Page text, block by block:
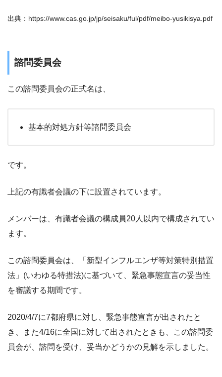
出典：https://www.cas.go.jp/jp/seisaku/ful/pdf/meibo-yusikisya.pdf
諮問委員会
この諮問委員会の正式名は、
基本的対処方針等諮問委員会
です。
上記の有識者会議の下に設置されています。
メンバーは、有識者会議の構成員20人以内で構成されてい
ます。
この諮問委員会は、「新型インフルエンザ等対策特別措置
法」(いわゆる特措法)に基づいて、緊急事態宣言の妥当性
を審議する期間です。
2020/4/7に7都府県に対し、緊急事態宣言が出されたと
き、また4/16に全国に対して出されたときも、この諮問委
員会が、諮問を受け、妥当かどうかの見解を示しました。